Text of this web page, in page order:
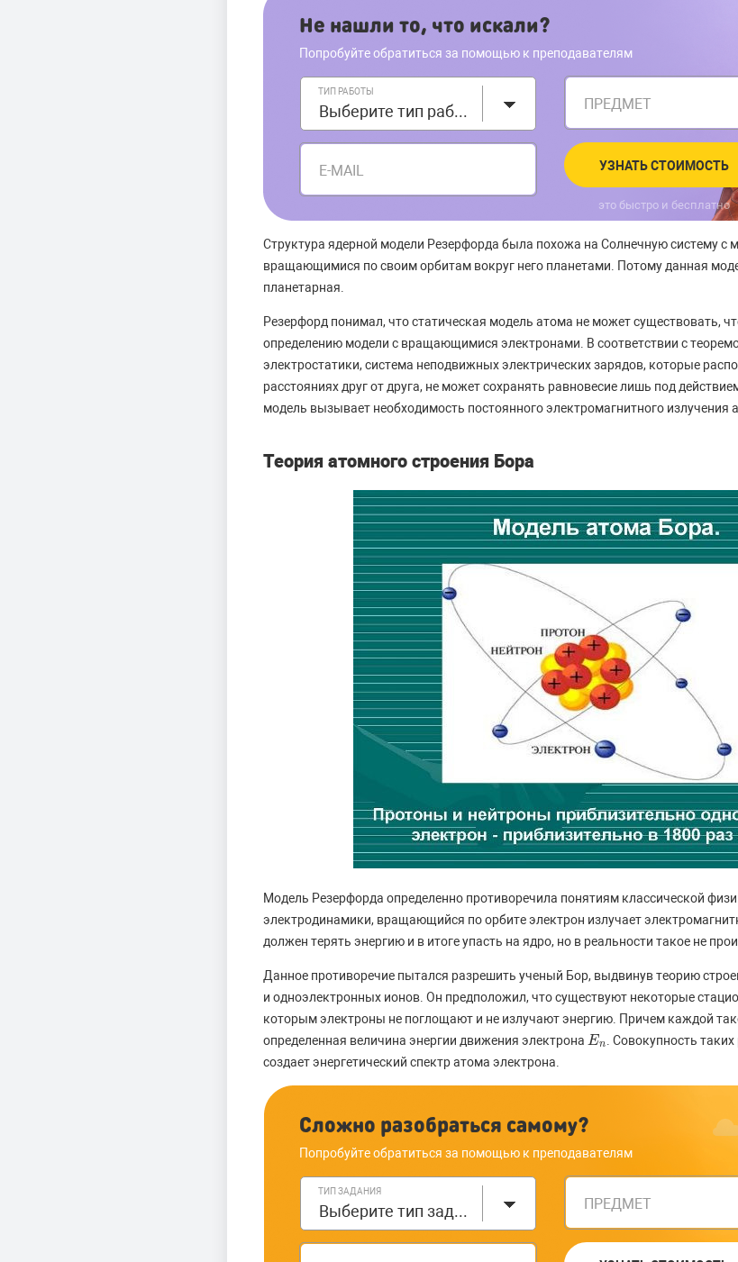
Не нашли то, что искали?
Попробуйте обратиться за помощью к преподавателям
ТИП РАБОТЫ
Выберите тип работы ПРЕДМЕТ
E-MAIL УЗНАТЬ СТОИМОСТЬ
это быстро и бесплатно
Структура ядерной модели Резерфорда была похожа на Солнечную систему с
вращающимися по своим орбитам вокруг него планетами. Потому данная
планетарная.
Резерфорд понимал, что статическая модель атома не может существовать,
определению модели с вращающимися электронами. В соответствии с
электростатики, система неподвижных электрических зарядов, которые
расстояниях друг от друга, не может сохранять равновесие лишь под
модель вызывает необходимость постоянного электромагнитного излучения
Теория атомного строения Бора
Модель Резерфорда определенно противоречила понятиям классической
электродинамики, вращающийся по орбите электрон излучает
должен терять энергию и в итоге упасть на ядро, но в реальности такое не
Данное противоречие пытался разрешить ученый Бор, выдвинув теорию
и одноэлектронных ионов. Он предположил, что существуют некоторые
которым электроны не поглощают и не излучают энергию. Причем каждой
определенная величина энергии движения электрона En
En
. Совокупность
создает энергетический спектр атома электрона.
Сложно разобраться самому?
Попробуйте обратиться за помощью к преподавателям
ТИП ЗАДАНИЯ
Выберите тип задания ПРЕДМЕТ